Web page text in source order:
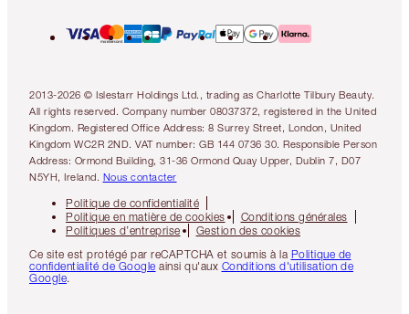
2013-2026 © Islestarr Holdings Ltd., trading as Charlotte Tilbury Beauty.
All rights reserved. Company number 08037372, registered in the United
Kingdom. Registered Office Address: 8 Surrey Street, London, United
Kingdom WC2R 2ND. VAT number: GB 144 0736 30. Responsible Person
Address: Ormond Building, 31-36 Ormond Quay Upper, Dublin 7, D07
N5YH, Ireland. Nous contacter
Politique de confidentialité
Politique en matière de cookies
Conditions générales
Politiques d’entreprise
Gestion des cookies
Ce site est protégé par reCAPTCHA et soumis à la Politique de
confidentialité de Google ainsi qu'aux Conditions d'utilisation de
Google.